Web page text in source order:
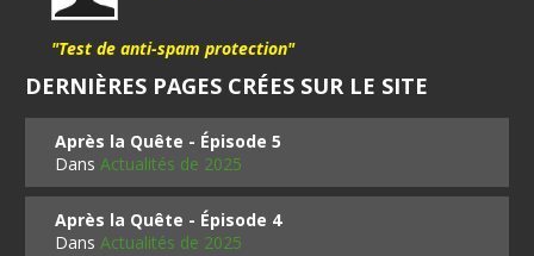
"Test de anti-spam protection"
DERNIÈRES PAGES CRÉES SUR LE SITE
Après la Quête - Épisode 5
DansActualités de 2025
Après la Quête - Épisode 4
DansActualités de 2025